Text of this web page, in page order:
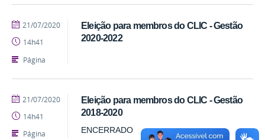
Eleição para membros do CLIC - Gestão
2020-2022
publicado
21/07/2020
14h41
Página
Eleição para membros do CLIC - Gestão
2018-2020
ENCERRADO
publicado
21/07/2020
14h41
Página